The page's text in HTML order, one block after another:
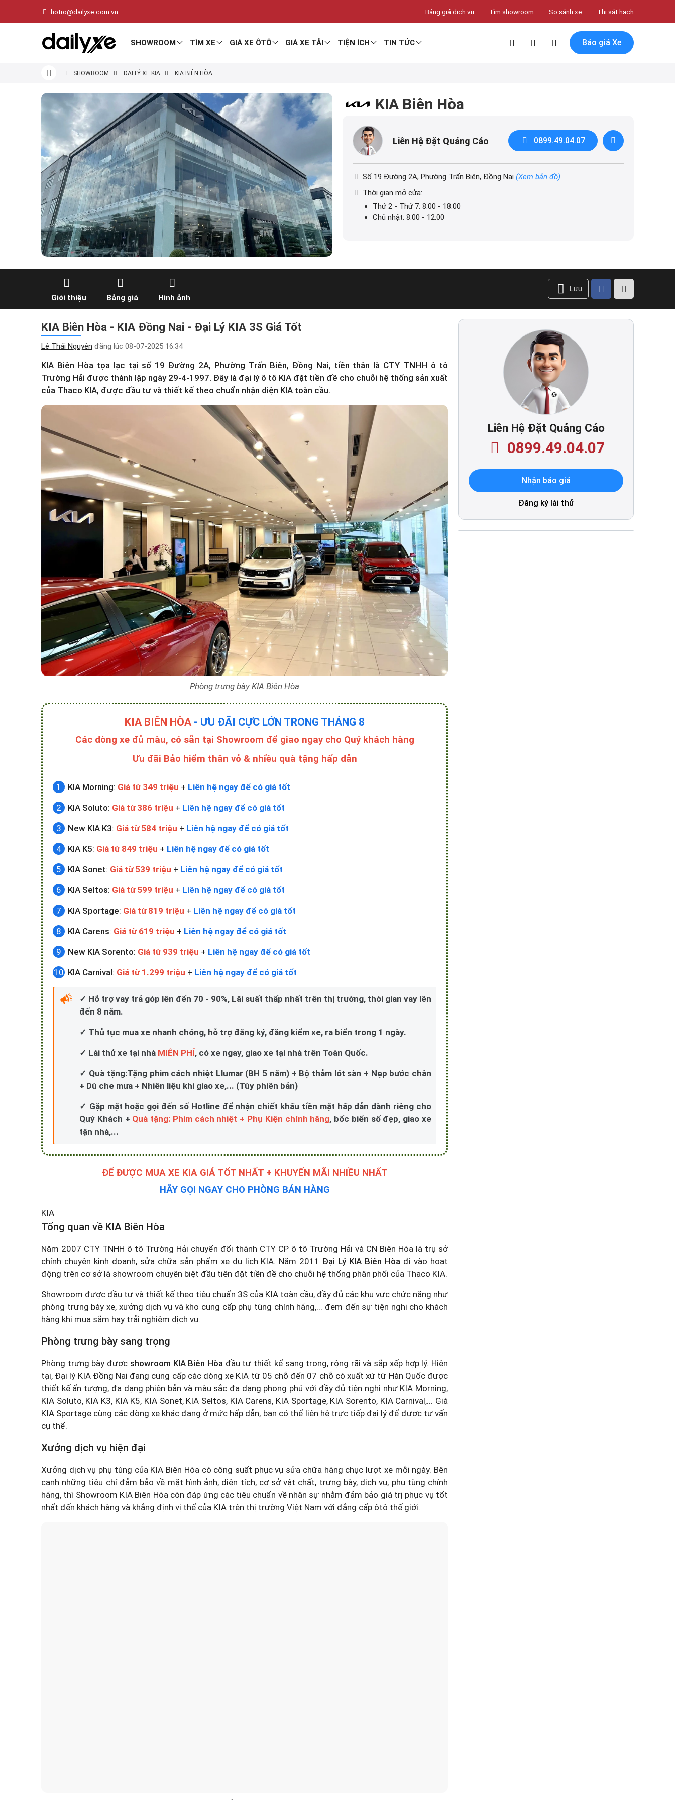
hotro@dailyxe.com.vn Bảng giá dịch vụ Tìm showroom So sánh xe Thi sát hạch
SHOWROOM TÌM XE GIÁ XE ÔTÔ GIÁ XE TẢI TIỆN ÍCH TIN TỨC Báo giá Xe
SHOWROOM ĐẠI LÝ XE KIA KIA BIÊN HÒA
KIA Biên Hòa
Liên Hệ Đặt Quảng Cáo 0899.49.04.07
Số 19 Đường 2A, Phường Trấn Biên, Đồng Nai (Xem bản đồ)
Thời gian mở cửa:
Thứ 2 - Thứ 7: 8:00 - 18:00
Chủ nhật: 8:00 - 12:00
Giới thiệu Bảng giá Hình ảnh
Lưu
KIA Biên Hòa - KIA Đồng Nai - Đại Lý KIA 3S Giá Tốt
Lê Thái Nguyên đăng lúc 08-07-2025 16:34
KIA Biên Hòa tọa lạc tại số 19 Đường 2A, Phường Trấn Biên, Đồng Nai, tiền thân là CTY TNHH ô tô
Trường Hải được thành lập ngày 29-4-1997. Đây là đại lý ô tô KIA đặt tiền đề cho chuỗi hệ thống sản xuất
của Thaco KIA, được đầu tư và thiết kế theo chuẩn nhận diện KIA toàn cầu.
Phòng trưng bày KIA Biên Hòa
KIA BIÊN HÒA - ƯU ĐÃI CỰC LỚN TRONG THÁNG 8
Các dòng xe đủ màu, có sẵn tại Showroom để giao ngay cho Quý khách hàng
Ưu đãi Bảo hiểm thân vỏ & nhiều quà tặng hấp dẫn
KIA Morning: Giá từ 349 triệu + Liên hệ ngay để có giá tốt
KIA Soluto: Giá từ 386 triệu + Liên hệ ngay để có giá tốt
New KIA K3: Giá từ 584 triệu + Liên hệ ngay để có giá tốt
KIA K5: Giá từ 849 triệu + Liên hệ ngay để có giá tốt
KIA Sonet: Giá từ 539 triệu + Liên hệ ngay để có giá tốt
KIA Seltos: Giá từ 599 triệu + Liên hệ ngay để có giá tốt
KIA Sportage: Giá từ 819 triệu + Liên hệ ngay để có giá tốt
KIA Carens: Giá từ 619 triệu + Liên hệ ngay để có giá tốt
New KIA Sorento: Giá từ 939 triệu + Liên hệ ngay để có giá tốt
KIA Carnival: Giá từ 1.299 triệu + Liên hệ ngay để có giá tốt
✓ Hỗ trợ vay trả góp lên đến 70 - 90%, Lãi suất thấp nhất trên thị trường, thời gian vay lên
đến 8 năm.
✓ Thủ tục mua xe nhanh chóng, hỗ trợ đăng ký, đăng kiểm xe, ra biển trong 1 ngày.
✓ Lái thử xe tại nhà MIỄN PHÍ, có xe ngay, giao xe tại nhà trên Toàn Quốc.
✓ Quà tặng:Tặng phim cách nhiệt Llumar (BH 5 năm) + Bộ thảm lót sàn + Nẹp bước chân
+ Dù che mưa + Nhiên liệu khi giao xe,... (Tùy phiên bản)
✓ Gặp mặt hoặc gọi đến số Hotline để nhận chiết khấu tiền mặt hấp dẫn dành riêng cho
Quý Khách + Quà tặng: Phim cách nhiệt + Phụ Kiện chính hãng, bốc biển số đẹp, giao xe
tận nhà,...
ĐỂ ĐƯỢC MUA XE KIA GIÁ TỐT NHẤT + KHUYẾN MÃI NHIỀU NHẤT
HÃY GỌI NGAY CHO PHÒNG BÁN HÀNG
KIA
Tổng quan về KIA Biên Hòa
Năm 2007 CTY TNHH ô tô Trường Hải chuyển đổi thành CTY CP ô tô Trường Hải và CN Biên Hòa là trụ sở
chính chuyên kinh doanh, sửa chữa sản phẩm xe du lịch KIA. Năm 2011 Đại Lý KIA Biên Hòa đi vào hoạt
động trên cơ sở là showroom chuyên biệt đầu tiên đặt tiền đề cho chuỗi hệ thống phân phối của Thaco KIA.
Showroom được đầu tư và thiết kế theo tiêu chuẩn 3S của KIA toàn cầu, đầy đủ các khu vực chức năng như
phòng trưng bày xe, xưởng dịch vụ và kho cung cấp phụ tùng chính hãng,... đem đến sự tiện nghi cho khách
hàng khi mua sắm hay trải nghiệm dịch vụ.
Phòng trưng bày sang trọng
Phòng trưng bày được showroom KIA Biên Hòa đầu tư thiết kế sang trọng, rộng rãi và sắp xếp hợp lý. Hiện
tại, Đại lý KIA Đồng Nai đang cung cấp các dòng xe KIA từ 05 chỗ đến 07 chỗ có xuất xứ từ Hàn Quốc được
thiết kế ấn tượng, đa dạng phiên bản và màu sắc đa dạng phong phú với đầy đủ tiện nghi như KIA Morning,
KIA Soluto, KIA K3, KIA K5, KIA Sonet, KIA Seltos, KIA Carens, KIA Sportage, KIA Sorento, KIA Carnival,... Giá
KIA Sportage cùng các dòng xe khác đang ở mức hấp dẫn, bạn có thể liên hệ trực tiếp đại lý để được tư vấn
cụ thể.
Xưởng dịch vụ hiện đại
Xưởng dịch vụ phụ tùng của KIA Biên Hòa có công suất phục vụ sửa chữa hàng chục lượt xe mỗi ngày. Bên
cạnh những tiêu chí đảm bảo về mặt hình ảnh, diện tích, cơ sở vật chất, trưng bày, dịch vụ, phụ tùng chính
hãng, thì Showroom KIA Biên Hòa còn đáp ứng các tiêu chuẩn về nhân sự nhằm đảm bảo giá trị phục vụ tốt
nhất đến khách hàng và khẳng định vị thế của KIA trên thị trường Việt Nam với đẳng cấp ôtô thế giới.
Liên Hệ Đặt Quảng Cáo
0899.49.04.07
Nhận báo giá
Đăng ký lái thử